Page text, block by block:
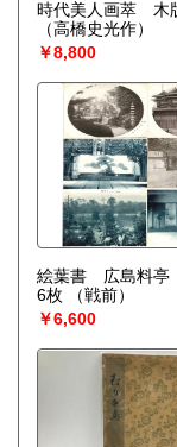
時代美人画萃 木
（高橋史光作）
￥8,800
絵葉書 広島料
6枚
（戦前）
￥6,600